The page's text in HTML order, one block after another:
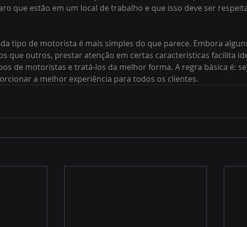
que estão em um local de trabalho e que isso deve ser
tipo de motorista é mais simples do que parece. Embora
que outros, prestar atenção em certas características facilita
de motoristas e tratá-los da melhor forma. A regra básica é:
a melhor experiência para todos os clientes.